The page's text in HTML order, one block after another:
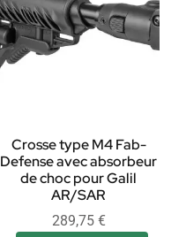
Crosse type M4 Fab-
Defense avec absorbeur
de choc pour Galil
AR/SAR
289,75 €